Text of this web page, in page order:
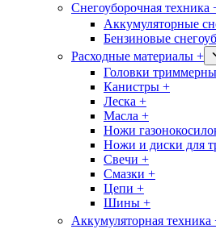
Снегоуборочная техника
Аккумуляторные
Бензиновые
Расходные материалы +
Головки
Канистры +
Леска +
Масла +
Ножи
Ножи и диски для
Свечи +
Смазки +
Цепи +
Шины +
Аккумуляторная техника